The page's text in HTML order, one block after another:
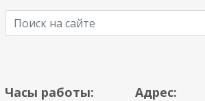
Часы работы:
Адрес: